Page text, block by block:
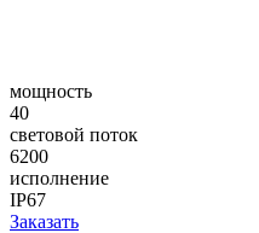
мощность
40
световой поток
6200
исполнение
IP67
Заказать